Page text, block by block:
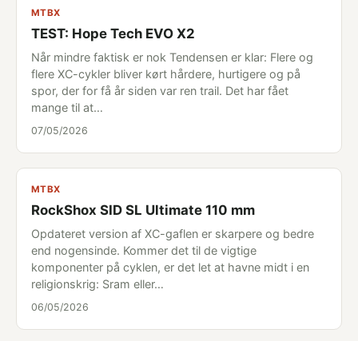
MTBX
TEST: Hope Tech EVO X2
Når mindre faktisk er nok Tendensen er klar: Flere og
flere XC-cykler bliver kørt hårdere, hurtigere og på
spor, der for få år siden var ren trail. Det har fået
mange til at…
07/05/2026
MTBX
RockShox SID SL Ultimate 110 mm
Opdateret version af XC-gaflen er skarpere og bedre
end nogensinde. Kommer det til de vigtige
komponenter på cyklen, er det let at havne midt i en
religionskrig: Sram eller…
06/05/2026